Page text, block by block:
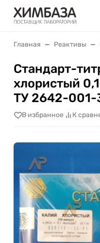
Главная Реактивы
Стандарт-
хлористый
ТУ 2642-001-
В избранное К